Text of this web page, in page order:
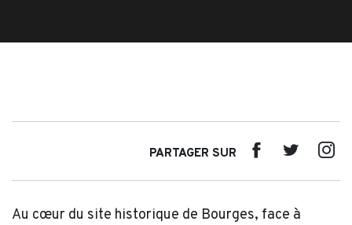
PARTAGER SUR
Au cœur du site historique de Bourges, face à